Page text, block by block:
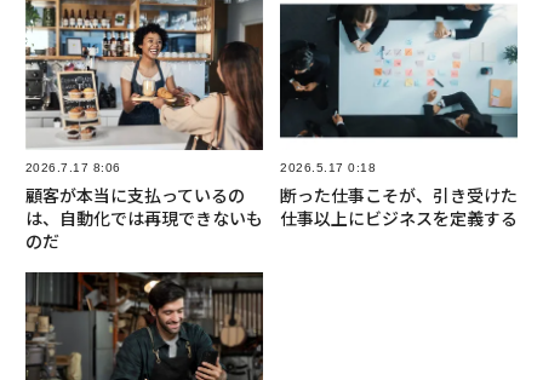
2026.7.17 8:06
顧客が本当に支払っているの
は、自動化では再現できないも
のだ
2026.5.17 0:18
断った仕事こそが、引き受けた
仕事以上にビジネスを定義する